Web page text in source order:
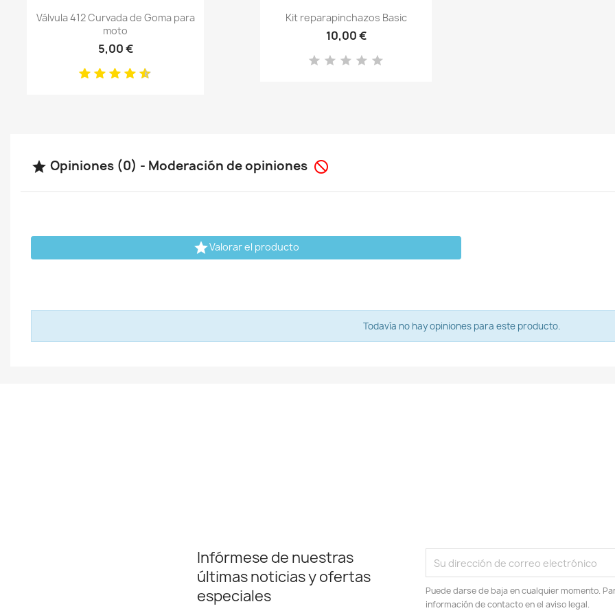
Vista rápida
Válvula 412 Curvada de Goma para
moto
5,00 €
Vista rápida
Kit reparapinchazos Basic
10,00 €
 Opiniones (0) - Moderación de opiniones 
Valorar el producto
Todavía no hay opiniones para este producto.
Infórmese de nuestras
últimas noticias y ofertas
especiales
Puede darse de baja en cualquier momento.
información de contacto en el aviso legal.